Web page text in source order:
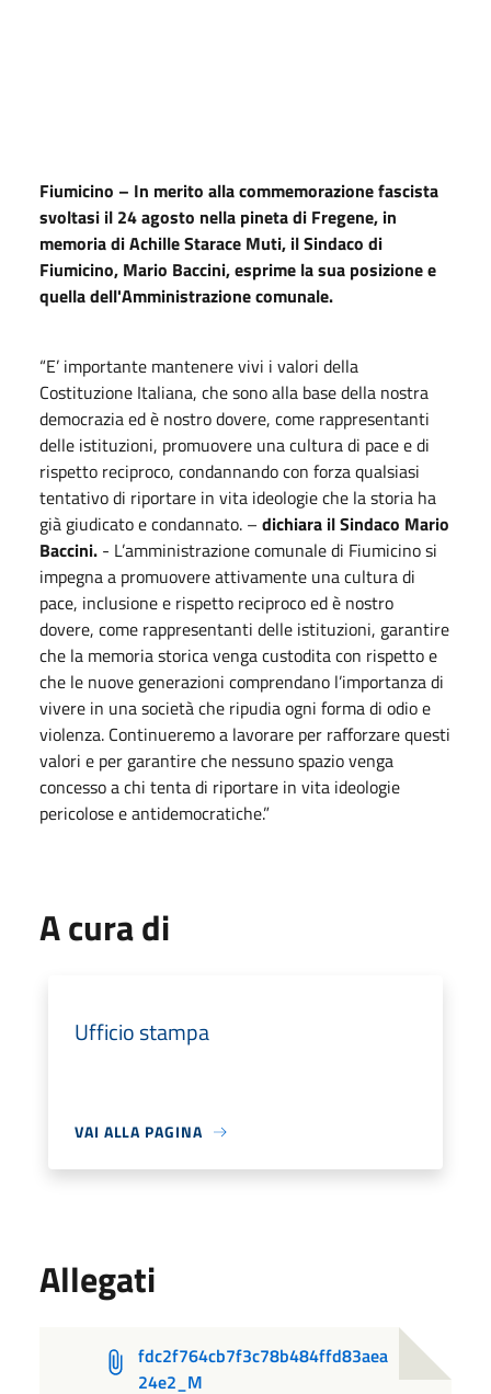
Fiumicino – In merito alla commemorazione fascista
svoltasi il 24 agosto nella pineta di Fregene, in
memoria di Achille Starace Muti, il Sindaco di
Fiumicino, Mario Baccini, esprime la sua posizione e
quella dell'Amministrazione comunale.
“E’ importante mantenere vivi i valori della
Costituzione Italiana, che sono alla base della nostra
democrazia ed è nostro dovere, come rappresentanti
delle istituzioni, promuovere una cultura di pace e di
rispetto reciproco, condannando con forza qualsiasi
tentativo di riportare in vita ideologie che la storia ha
già giudicato e condannato. – dichiara il Sindaco Mario
Baccini. - L’amministrazione comunale di Fiumicino si
impegna a promuovere attivamente una cultura di
pace, inclusione e rispetto reciproco ed è nostro
dovere, come rappresentanti delle istituzioni, garantire
che la memoria storica venga custodita con rispetto e
che le nuove generazioni comprendano l’importanza di
vivere in una società che ripudia ogni forma di odio e
violenza. Continueremo a lavorare per rafforzare questi
valori e per garantire che nessuno spazio venga
concesso a chi tenta di riportare in vita ideologie
pericolose e antidemocratiche.”
A cura di
Ufficio stampa
VAI ALLA PAGINA
Allegati
fdc2f764cb7f3c78b484ffd83aea
24e2_M